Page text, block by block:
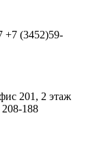
+7 (3452)59-
201, 2 этаж
188